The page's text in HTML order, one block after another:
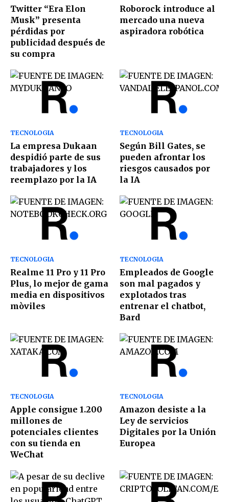
Twitter “Era Elon
Musk” presenta
pérdidas por
publicidad después de
su compra
Roborock introduce al
mercado una nueva
aspiradora robótica
TECNOLOGIA
La empresa Dukaan
despidió parte de sus
trabajadores y los
reemplazo por la IA
TECNOLOGIA
Según Bill Gates, se
pueden afrontar los
riesgos causados por
la IA
TECNOLOGIA
Realme 11 Pro y 11 Pro
Plus, lo mejor de gama
media en dispositivos
mòviles
TECNOLOGIA
Empleados de Google
son mal pagados y
explotados tras
entrenar el chatbot,
Bard
TECNOLOGIA
Apple consigue 1.200
millones de
potenciales clientes
con su tienda en
WeChat
TECNOLOGIA
Amazon desiste a la
Ley de servicios
Digitales por la Unión
Europea